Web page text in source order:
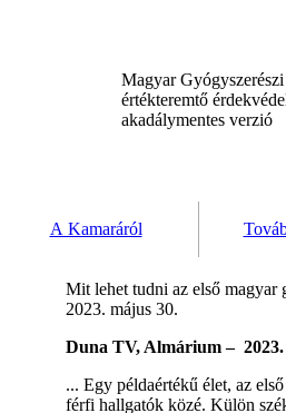
Magyar
értékteremtő
akadálymentes verzió
A Kamaráról
Mit lehet tudni az első
2023. május 30.
Duna TV, Almárium – 2023.
... Egy példaértékű élet, az
férfi hallgatók közé. Külön